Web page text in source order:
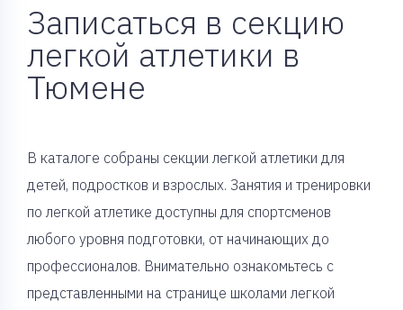
Записаться в секцию
легкой атлетики в
Тюмене
В каталоге собраны секции легкой атлетики для
детей, подростков и взрослых. Занятия и тренировки
по легкой атлетике доступны для спортсменов
любого уровня подготовки, от начинающих до
профессионалов. Внимательно ознакомьтесь с
представленными на странице школами легкой